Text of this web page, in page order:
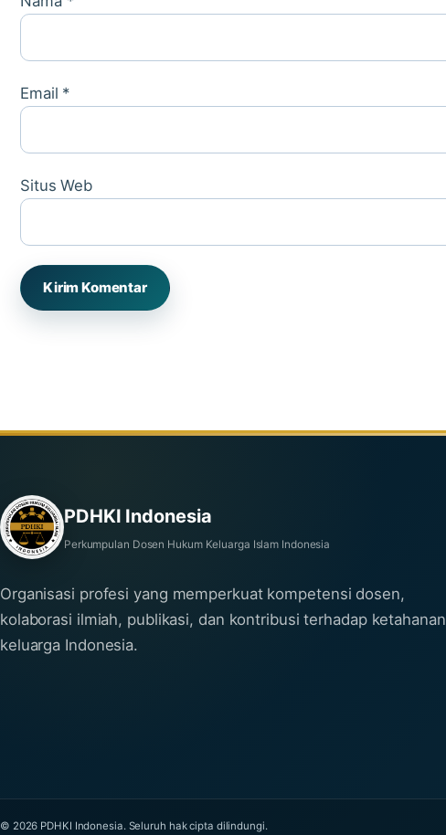
Email *
Situs Web
PDHKI Indonesia
Perkumpulan Dosen Hukum Keluarga Islam Indonesia
Organisasi profesi yang memperkuat kompetensi dosen,
kolaborasi ilmiah, publikasi, dan kontribusi terhadap ketahanan
keluarga Indonesia.
© 2026 PDHKI Indonesia. Seluruh hak cipta dilindungi.